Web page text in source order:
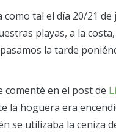
tal el día 20/21
playas, a la
la tarde
comenté en el post de
la hoguera era
se utilizaba la ceniza